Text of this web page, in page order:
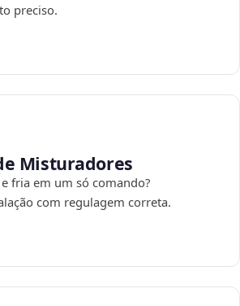
preciso.
Misturadores
fria em um só comando?
com regulagem correta.